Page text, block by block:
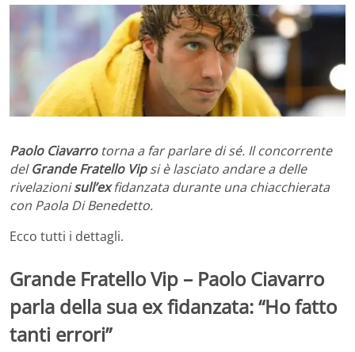
Paolo Ciavarrotorna a far parlare di sé. Il concorrente
delGrande Fratello Vipsi è lasciato andare a delle
rivelazionisull’exfidanzata durante una chiacchierata
con Paola Di Benedetto.
Ecco tutti i dettagli.
Grande Fratello Vip – Paolo Ciavarro
parla della sua ex fidanzata: “Ho fatto
tanti errori”